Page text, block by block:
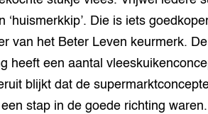
‘huismerkkip’. Die is iets
van het Beter Leven keurmerk. De
heeft een aantal
blijkt dat de
stap in de goede richting